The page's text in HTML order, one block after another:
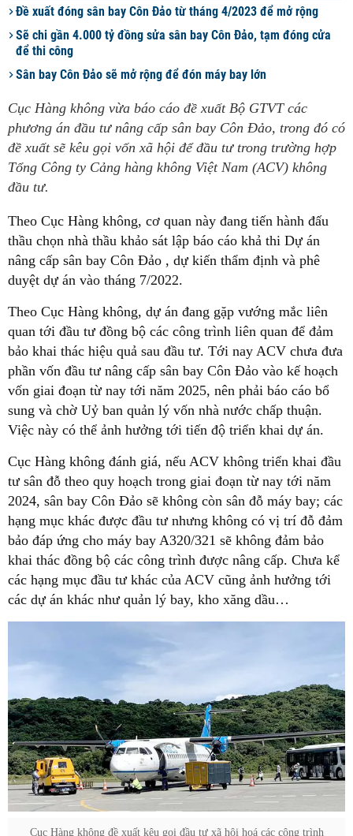
Đề xuất đóng sân bay Côn Đảo từ tháng 4/2023 để mở rộng
Sẽ chi gần 4.000 tỷ đồng sửa sân bay Côn Đảo, tạm đóng cửa
để thi công
Sân bay Côn Đảo sẽ mở rộng để đón máy bay lớn
Cục Hàng không vừa báo cáo đề xuất Bộ GTVT các
phương án đầu tư nâng cấp sân bay Côn Đảo, trong đó có
đề xuất sẽ kêu gọi vốn xã hội để đầu tư trong trường hợp
Tổng Công ty Cảng hàng không Việt Nam (ACV) không
đầu tư.
Theo Cục Hàng không, cơ quan này đang tiến hành đấu
thầu chọn nhà thầu khảo sát lập báo cáo khả thi Dự án
nâng cấp sân bay Côn Đảo , dự kiến thẩm định và phê
duyệt dự án vào tháng 7/2022.
Theo Cục Hàng không, dự án đang gặp vướng mắc liên
quan tới đầu tư đồng bộ các công trình liên quan để đảm
bảo khai thác hiệu quả sau đầu tư. Tới nay ACV chưa đưa
phần vốn đầu tư nâng cấp sân bay Côn Đảo vào kế hoạch
vốn giai đoạn từ nay tới năm 2025, nên phải báo cáo bổ
sung và chờ Uỷ ban quản lý vốn nhà nước chấp thuận.
Việc này có thể ảnh hưởng tới tiến độ triển khai dự án.
Cục Hàng không đánh giá, nếu ACV không triển khai đầu
tư sân đỗ theo quy hoạch trong giai đoạn từ nay tới năm
2024, sân bay Côn Đảo sẽ không còn sân đỗ máy bay; các
hạng mục khác được đầu tư nhưng không có vị trí đỗ đảm
bảo đáp ứng cho máy bay A320/321 sẽ không đảm bảo
khai thác đồng bộ các công trình được nâng cấp. Chưa kể
các hạng mục đầu tư khác của ACV cũng ảnh hưởng tới
các dự án khác như quản lý bay, kho xăng dầu…
Cục Hàng không đề xuất kêu gọi đầu tư xã hội hoá các công trình